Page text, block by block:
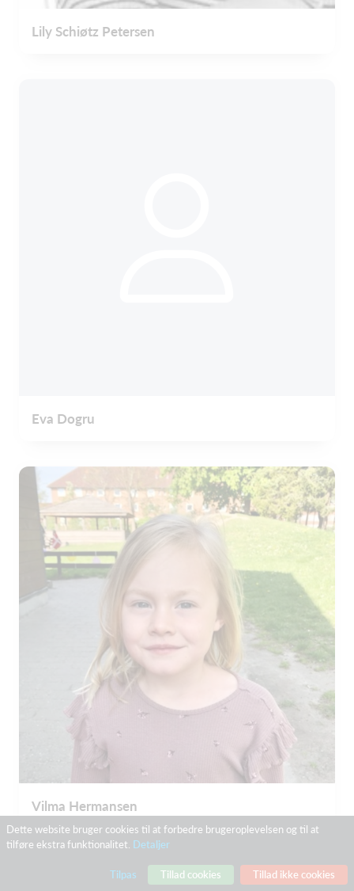
Lily Schiøtz Petersen
Eva Dogru
Vilma Hermansen
Dette website bruger cookies til at forbedre brugeroplevelsen og til at
tilføre ekstra funktionalitet. Detaljer
Tillad ikke cookies
Tillad cookies
Tilpas